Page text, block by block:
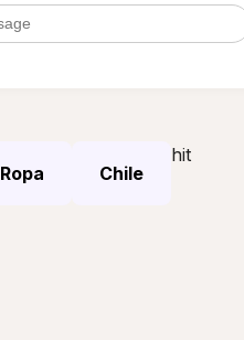
Ropa Chile
hit